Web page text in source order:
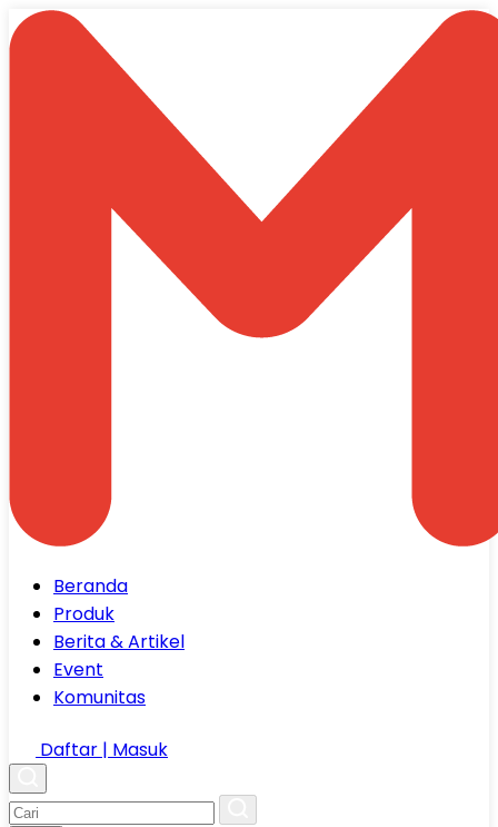
Beranda
Produk
Berita & Artikel
Event
Komunitas
Daftar | Masuk